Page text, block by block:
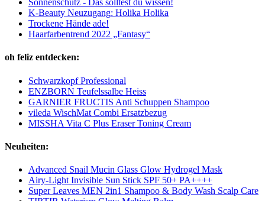
Sonnenschutz - Das solltest du wissen!
K-Beauty Neuzugang: Holika Holika
Trockene Hände ade!
Haarfarbentrend 2022 „Fantasy“
oh feliz entdecken:
Schwarzkopf Professional
ENZBORN Teufelssalbe Heiss
GARNIER FRUCTIS Anti Schuppen Shampoo
vileda WischMat Combi Ersatzbezug
MISSHA Vita C Plus Eraser Toning Cream
Neuheiten:
Advanced Snail Mucin Glass Glow Hydrogel Mask
Airy-Light Invisible Sun Stick SPF 50+ PA++++
Super Leaves MEN 2in1 Shampoo & Body Wash Scalp Care